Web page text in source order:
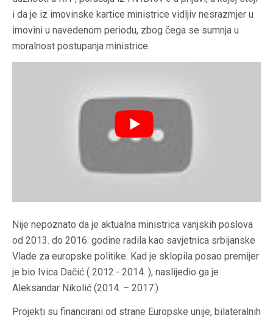
i da je iz imovinske kartice ministrice vidljiv nesrazmjer u
imovini u navedenom periodu, zbog čega se sumnja u
moralnost postupanja ministrice.
Nije nepoznato da je aktualna ministrica vanjskih poslova
od 2013. do 2016. godine radila kao savjetnica srbijanske
Vlade za europske politike. Kad je sklopila posao premijer
je bio Ivica Dačić ( 2012.- 2014. ), naslijedio ga je
Aleksandar Nikolić (2014. – 2017.)
Projekti su financirani od strane Europske unije, bilateralnih